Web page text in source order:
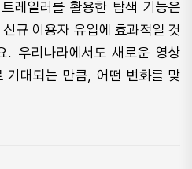
레일러를 활용한 탐색 기능은
규 이용자 유입에 효과적일 것
. 우리나라에서도 새로운 영상
기대되는 만큼, 어떤 변화를 맞